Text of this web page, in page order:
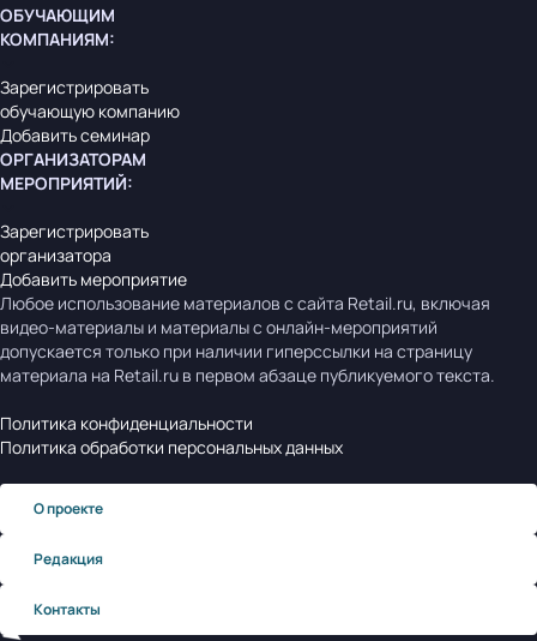
ОБУЧАЮЩИМ
КОМПАНИЯМ:
Зарегистрировать
обучающую компанию
Добавить семинар
ОРГАНИЗАТОРАМ
МЕРОПРИЯТИЙ:
Зарегистрировать
организатора
Добавить мероприятие
Любое использование материалов с сайта Retail.ru, включая
видео-материалы и материалы с онлайн-мероприятий
допускается только при наличии гиперссылки на страницу
материала на Retail.ru в первом абзаце публикуемого текста.
Политика конфиденциальности
Политика обработки персональных данных
О проекте
Редакция
Контакты